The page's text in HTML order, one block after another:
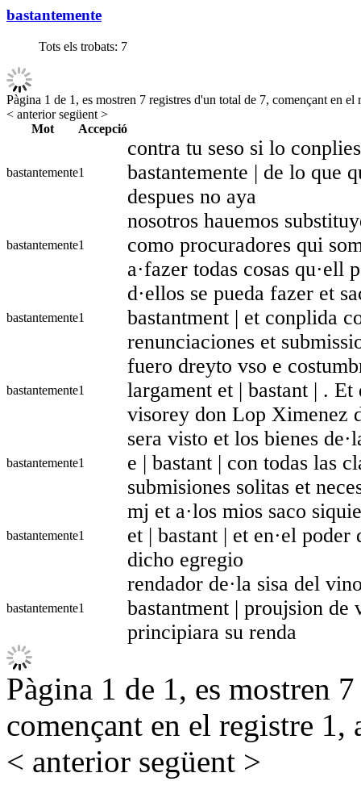
bastantemente
Tots els trobats: 7
Pàgina 1 de 1, es mostren 7 registres d'un total de 7, començant en el
< anteriorsegüent >
Mot
Accepció
bastantemente1
contra tu seso si lo
bastantemente | de lo que
despues no aya
bastantemente1
nosotros hauemos
como procuradores qui
a·fazer todas cosas qu·ell
bastantemente1
d·ellos se pueda fazer et
bastantment | et conplida
renunciaciones et
bastantemente1
fuero dreyto vso e
largament et | bastant | . Et
visorey don Lop Ximenez
bastantemente1
sera visto et los bienes
e | bastant | con todas las
submisiones solitas et
bastantemente1
mj et a·los mios saco
et | bastant | et en·el
dicho egregio
bastantemente1
rendador de·la sisa del
bastantment | proujsion de
principiara su renda
Pàgina 1 de 1, es mostren
començant en el registre 1,
< anterior següent >